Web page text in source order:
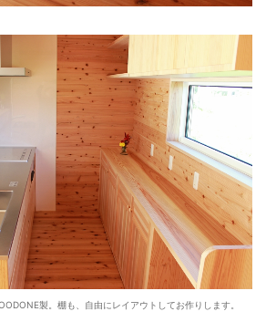
製。棚も、自由にレイアウトしてお作りします。